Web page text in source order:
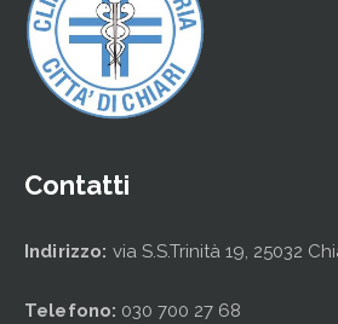
Contatti
Indirizzo: via S.S.Trinità 19, 25032
Telefono: 030 700 27 68